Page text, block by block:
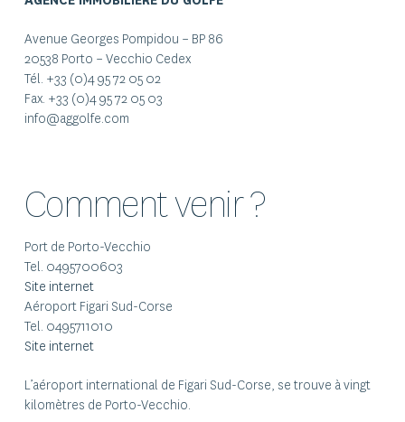
Avenue Georges Pompidou – BP 86
20538 Porto – Vecchio Cedex
Tél. +33 (0)4 95 72 05 02
Fax. +33 (0)4 95 72 05 03
info@aggolfe.com
Comment venir ?
Port de Porto-Vecchio
Tel. 0495700603
Site internet
Aéroport Figari Sud-Corse
Tel. 0495711010
Site internet
L’aéroport international de Figari Sud-Corse, se trouve à vingt
kilomètres de Porto-Vecchio.